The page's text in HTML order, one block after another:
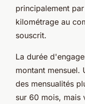
principalement
kilométrage au
souscrit.
La durée
montant mensuel.
des mensualités
sur 60 mois, mais